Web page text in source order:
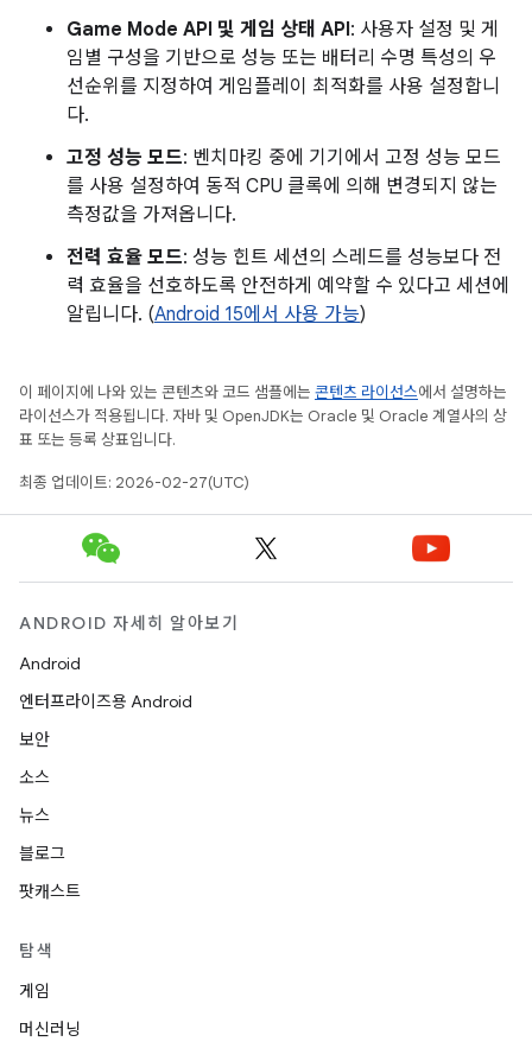
Game Mode API 및 게임 상태 API: 사용자 설정 및 게
임별 구성을 기반으로 성능 또는 배터리 수명 특성의 우
선순위를 지정하여 게임플레이 최적화를 사용 설정합니
다.
고정 성능 모드: 벤치마킹 중에 기기에서 고정 성능 모드
를 사용 설정하여 동적 CPU 클록에 의해 변경되지 않는
측정값을 가져옵니다.
전력 효율 모드: 성능 힌트 세션의 스레드를 성능보다 전
력 효율을 선호하도록 안전하게 예약할 수 있다고 세션에
알립니다. (Android 15에서 사용 가능)
이 페이지에 나와 있는 콘텐츠와 코드 샘플에는 콘텐츠 라이선스에서 설명하는
라이선스가 적용됩니다. 자바 및 OpenJDK는 Oracle 및 Oracle 계열사의 상
표 또는 등록 상표입니다.
최종 업데이트: 2026-02-27(UTC)
ANDROID 자세히 알아보기
Android
엔터프라이즈용 Android
보안
소스
뉴스
블로그
팟캐스트
탐색
게임
머신러닝